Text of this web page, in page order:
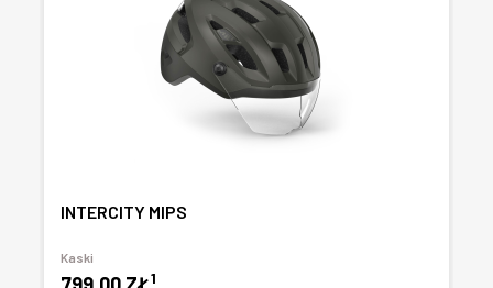
INTERCITY MIPS
Kaski
799,00 ZŁ1